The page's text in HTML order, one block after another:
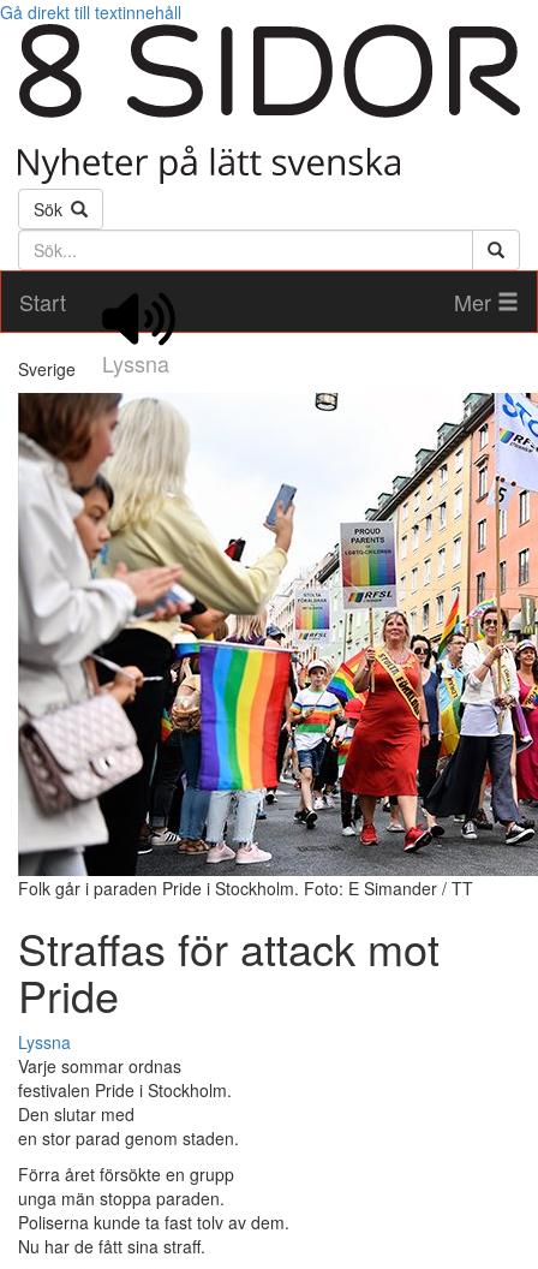
Gå direkt till textinnehåll
Sök
Söktext
Start
Lyssna
Mer
Sverige
Folk går i paraden Pride i Stockholm. Foto: E Simander / TT
Straffas för attack mot
Pride
Lyssna
Varje sommar ordnas
festivalen Pride i Stockholm.
Den slutar med
en stor parad genom staden.
Förra året försökte en grupp
unga män stoppa paraden.
Poliserna kunde ta fast tolv av dem.
Nu har de fått sina straff.